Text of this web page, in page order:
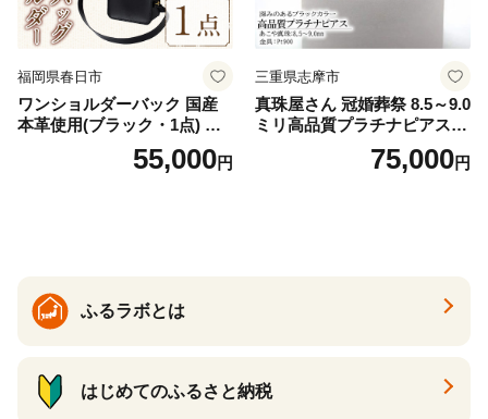
福岡県春日市
ワンショルダーバック 国産
本革使用(ブラック・1点) 鞄
バック バッグ カバン レザー
国産 日本製 牛革 黒 革 革製
55,000円
三重県志摩市
真珠屋さん 冠婚葬祭 8.5～9.0
ミリ高品質プラチナピアス P
t900 志摩産アコヤ真珠 ブラ
ックパール 黒真珠75,000円
ふるラボとは
はじめてのふるさと納税